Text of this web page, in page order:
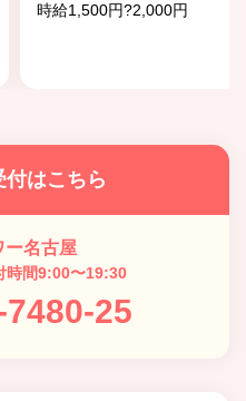
時給1,500円?2,000円
付はこちら
ー名古屋
間9:00〜19:30
25